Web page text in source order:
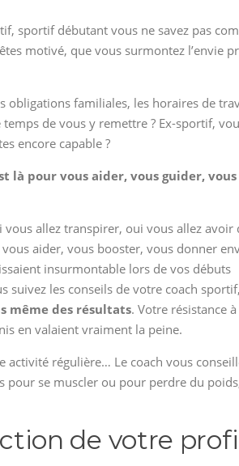
sportif débutant vous ne savez pas
motivé, que vous surmontez l’envie
obligations familiales, les horaires de
de vous y remettre ? Ex-sportif,
encore capable ?
là pour vous aider, vous guider, vous
allez transpirer, oui vous allez avoir
aider, vous booster, vous donner
insurmontable lors de vos débuts
suivez les conseils de votre coach sportif,
même des résultats. Votre résistance
en valaient vraiment la peine.
activité régulière… Le coach vous
se muscler ou pour perdre du
de votre